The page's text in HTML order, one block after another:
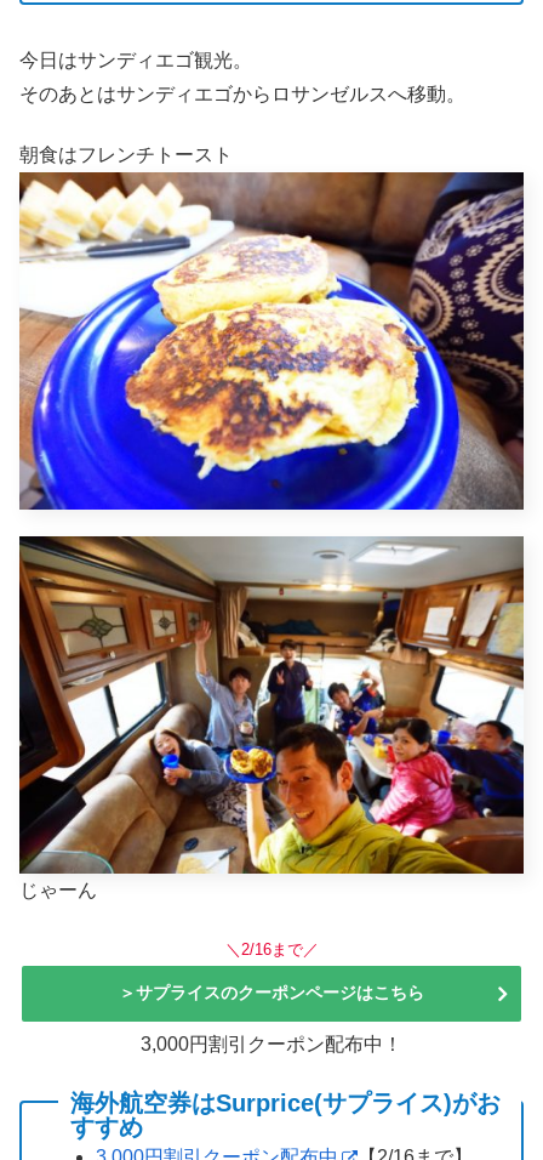
今日はサンディエゴ観光。
そのあとはサンディエゴからロサンゼルスへ移動。
朝食はフレンチトースト
じゃーん
＼2/16まで／
＞サプライスのクーポンページはこちら
3,000円割引クーポン配布中！
海外航空券はSurprice(サプライス)がお
すすめ